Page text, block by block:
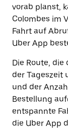
vorab planst,
Colombes im
Fahrt auf
Uber App
Die Route,
der Tageszeit
und der
Bestellung
entspannte
die Uber App